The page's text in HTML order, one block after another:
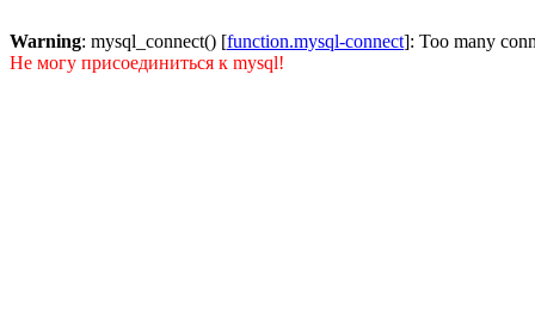
Warning: mysql_connect() [function.mysql-connect]: Too many
Не могу присоединиться к mysql!